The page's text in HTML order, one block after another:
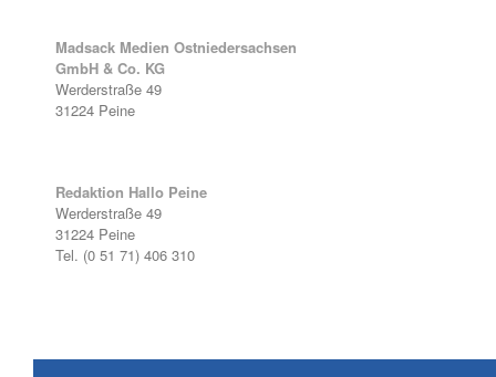
Madsack Medien Ostniedersachsen
GmbH & Co. KG
Werderstraße 49
31224 Peine
Redaktion Hallo Peine
Werderstraße 49
31224 Peine
Tel. (0 51 71) 406 310